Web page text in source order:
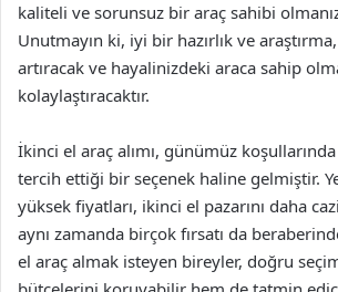
kaliteli ve sorunsuz bir araç sahibi
Unutmayın ki, iyi bir hazırlık ve araştırma,
artıracak ve hayalinizdeki araca sahip
kolaylaştıracaktır.
İkinci el araç alımı, günümüz
tercih ettiği bir seçenek haline gelmiştir.
yüksek fiyatları, ikinci el pazarını daha
aynı zamanda birçok fırsatı da
el araç almak isteyen bireyler, doğru